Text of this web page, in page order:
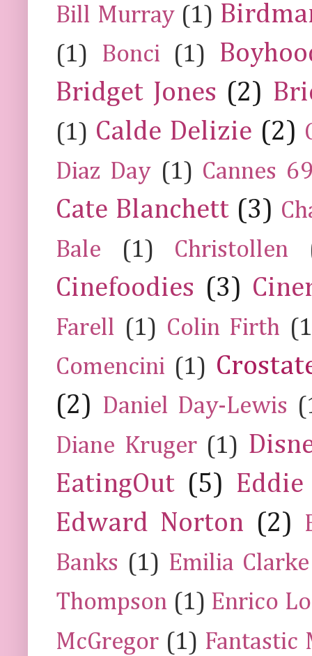
Bill Murray (1)
(1) Bonci (1)
Bridget Jones (2)
(1) Calde Delizie (2)
Diaz Day (1) Cannes
Cate Blanchett (3)
Bale
(1) Christollen
Cinefoodies (3)
Farell (1) Colin Firth
Comencini (1)
(2) Daniel Day-Lewis
Diane Kruger (1)
EatingOut (5) Eddie
Edward Norton (2)
Banks (1) Emilia Clarke
Thompson (1) Enrico
McGregor (1) Fantastic